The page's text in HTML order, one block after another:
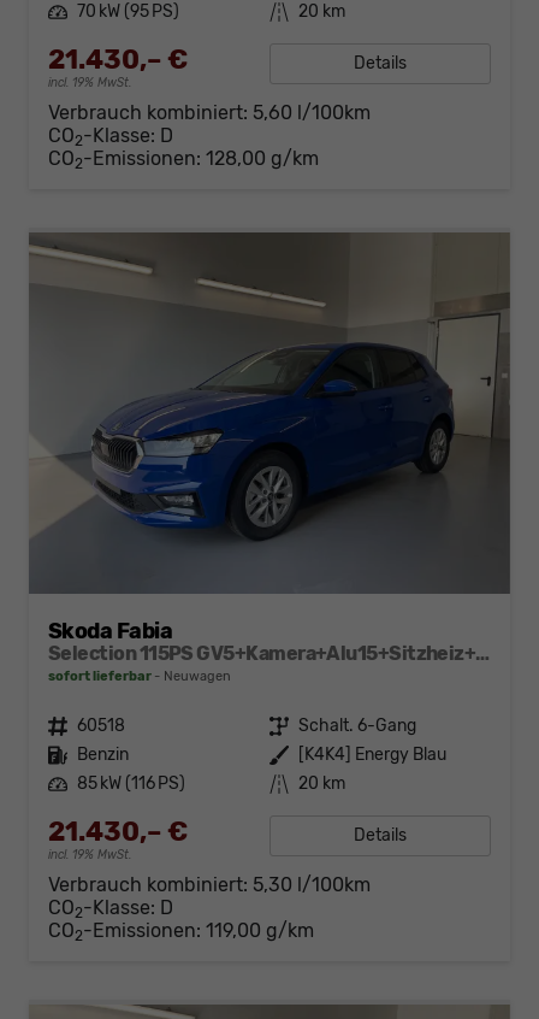
Leistung 70 kW (95 PS) Kilometerstand 20 km
21.430,– €
incl. 19% MwSt.
Details
Verbrauch kombiniert: 5,60 l/100km
CO2-Klasse: D
CO2-Emissionen: 128,00 g/km
Skoda Fabia
Selection 115PS GV5+Kamera+Alu15+Sitzheiz+Sunset+Regensensor+AppConnect+LED
sofort lieferbar Neuwagen
Fahrzeugnr. 60518 Getriebe Schalt. 6-Gang
Kraftstoff Benzin Außenfarbe
[K4K4] Energy Blau
Leistung 85 kW (116 PS) Kilometerstand 20 km
21.430,– €
incl. 19% MwSt.
Details
Verbrauch kombiniert: 5,30 l/100km
CO2-Klasse: D
CO2-Emissionen: 119,00 g/km